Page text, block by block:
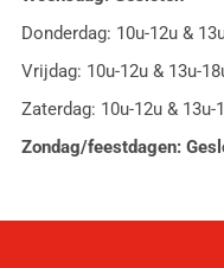
Donderdag: 10u-12u &
Vrijdag: 10u-12u & 13u-
Zaterdag: 10u-12u & 13u-
Zondag/feestdagen: